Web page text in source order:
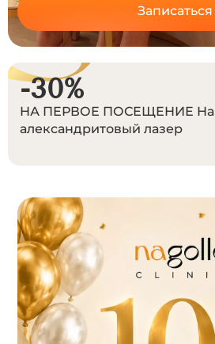
Записаться
-30%
НА ПЕРВОЕ ПОСЕЩЕНИЕ
александритовый лазер